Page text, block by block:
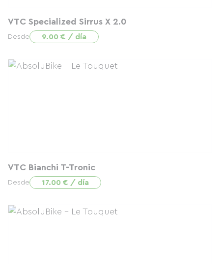
VTC Specialized Sirrus X 2.0
Desde 9.00 € / día
VTC Bianchi T-Tronic
Desde 17.00 € / día